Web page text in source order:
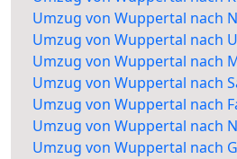
Umzug von Wuppertal nach
Umzug von Wuppertal nach
Umzug von Wuppertal nach
Umzug von Wuppertal nach
Umzug von Wuppertal nach
Umzug von Wuppertal nach
Umzug von Wuppertal nach